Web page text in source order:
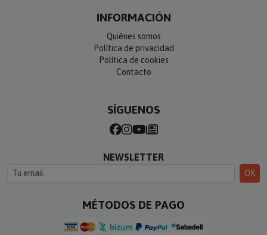
INFORMACIÓN
Quiénes somos
Política de privacidad
Política de cookies
Contacto
SÍGUENOS
NEWSLETTER
OK
MÉTODOS DE PAGO